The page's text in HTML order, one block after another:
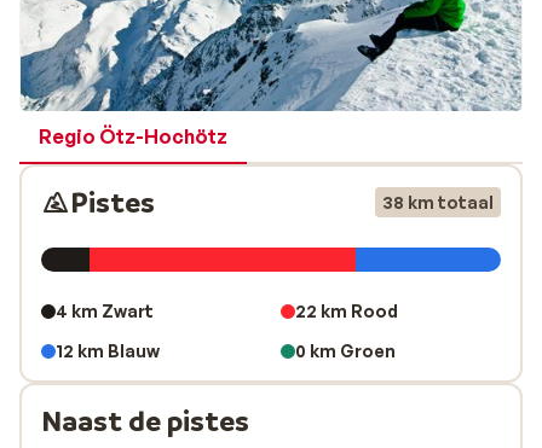
Regio Ötz-Hochötz
Pistes 38 km totaal
4 km Zwart
22 km Rood
12 km Blauw
0 km Groen
Naast de pistes